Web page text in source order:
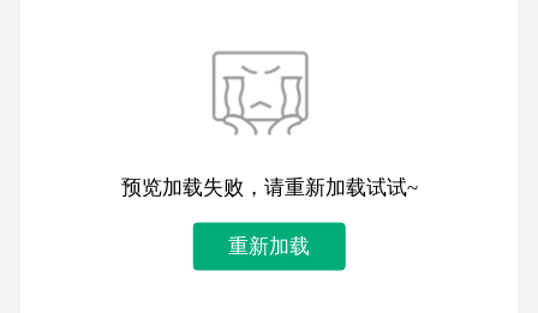
预览加载失败，请重新加载试试~
重新加载